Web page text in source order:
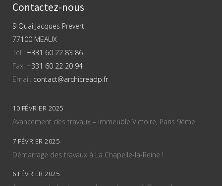
Contactez-nous
9 Quai Jacques Prevert
77100 MEAUX
Tél : +331 60 22 83 86
Fax: +331 60 22 20 94
Email: contact@archicreadp.fr
10 FÉVRIER 2025
Avancement des travaux – Immeuble Victoire, Paris 9ème
7 FÉVRIER 2025
Démarrage des travaux à La Chapelle-la-Reine !
6 FÉVRIER 2025